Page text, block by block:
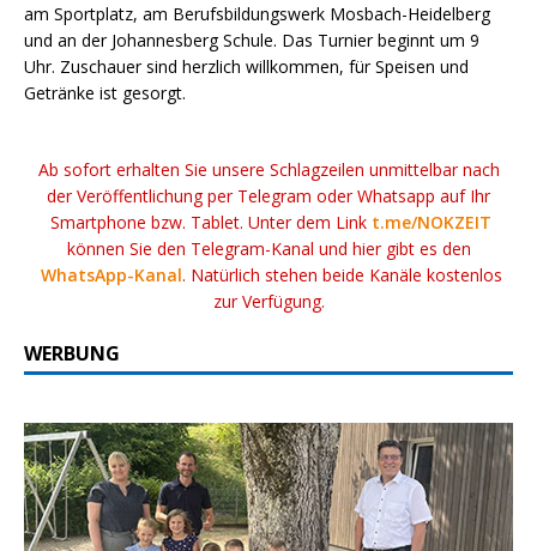
am Sportplatz, am Berufsbildungswerk Mosbach-Heidelberg
und an der Johannesberg Schule. Das Turnier beginnt um 9
Uhr. Zuschauer sind herzlich willkommen, für Speisen und
Getränke ist gesorgt.
Ab sofort erhalten Sie unsere Schlagzeilen unmittelbar nach
der Veröffentlichung per Telegram oder Whatsapp auf Ihr
Smartphone bzw. Tablet. Unter dem Link t.me/NOKZEIT
können Sie den Telegram-Kanal und hier gibt es den
WhatsApp-Kanal. Natürlich stehen beide Kanäle kostenlos
zur Verfügung.
WERBUNG